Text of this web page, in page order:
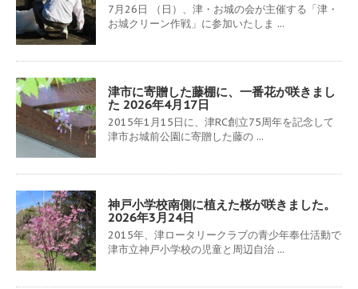
7月26日 （日）、津・お城の会が主催する「津・
お城クリーン作戦」に参加いたしま ...
津市に寄贈した藤棚に、一番花が咲きまし
た 2026年4月17日
2015年1月15日に、津RC創立75周年を記念して
津市お城前公園に寄贈した藤の ...
神戸小学校南側に植えた桜が咲きました。
2026年3月24日
2015年、津ロータリークラブの青少年奉仕活動で
津市立神戸小学校の児童と周辺自治 ...